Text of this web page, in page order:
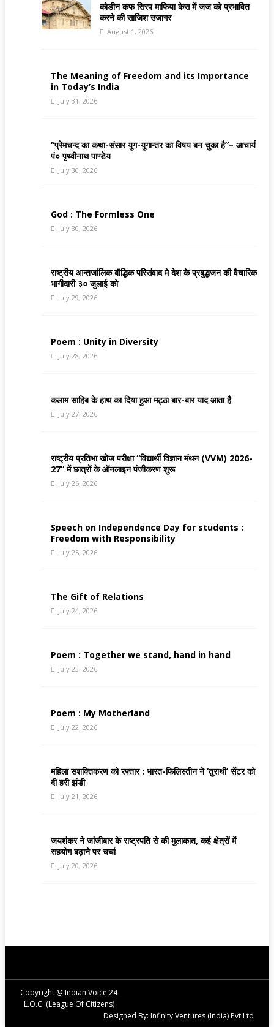
कोडीन कफ सिरप माफिया केस में जज को प्रभावित
करने की साजिश उजागर
August 1, 2026
The Meaning of Freedom and its Importance
in Today’s India
July 31, 2026
“प्रेमचन्द का कथा-संसार युग-युगान्तर का विषय बन चुका है”– आचार्य
पं० पृथ्वीनाथ पाण्डेय
July 30, 2026
God : The Formless One
July 30, 2026
राष्ट्रीय आन्तर्जालिक बौद्धिक परिसंवाद मे देश के प्रबुद्धजन की वैचारिक
भागीदारी ३० जुलाई को
July 29, 2026
Poem : Unity in Diversity
July 28, 2026
कलाम साहिब के हाथ का दिया हुआ मट्ठा बार-बार याद आता है
July 27, 2026
राष्ट्रीय प्रतिभा खोज परीक्षा “विद्यार्थी विज्ञान मंथन (VVM) 2026-
27” में छात्रों के ऑनलाइन पंजीकरण शुरू
July 26, 2026
Speech on Independence Day for students :
Freedom with Responsibility
July 25, 2026
The Gift of Relations
July 24, 2026
Poem : Together we stand, hand in hand
July 23, 2026
Poem : My Motherland
July 22, 2026
महिला सशक्तिकरण को रफ्तार : भारत-फिलिस्तीन ने ‘तुराथी’ सेंटर को
दी हरी झंडी
July 21, 2026
जयशंकर ने जांजीबार के राष्ट्रपति से की मुलाकात, कई क्षेत्रों में
सहयोग बढ़ाने पर चर्चा
July 20, 2026
Copyright @ Indian Voice 24
L.O.C. (League Of Citizens)
Designed By: Infinity Ventures (India) Pvt Ltd